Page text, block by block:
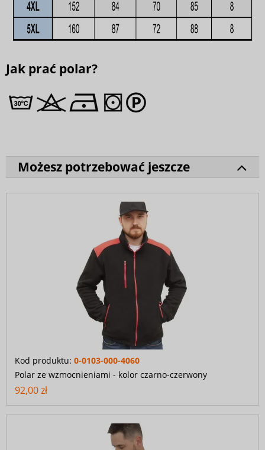
Jak prać polar?
Możesz potrzebować jeszcze
Kod produktu: 0-0103-000-4060
Polar ze wzmocnieniami - kolor czarno-czerwony
92,00 zł